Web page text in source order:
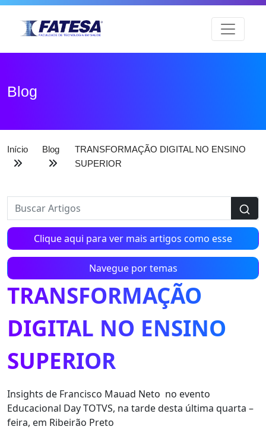
Blog
Início Blog
TRANSFORMAÇÃO DIGITAL NO ENSINO
SUPERIOR
Clique aqui para ver mais artigos como esse
Navegue por temas
TRANSFORMAÇÃO
DIGITAL NO ENSINO
SUPERIOR
Insights de Francisco Mauad Neto no evento
Educacional Day TOTVS, na tarde desta última quarta –
feira, em Ribeirão Preto